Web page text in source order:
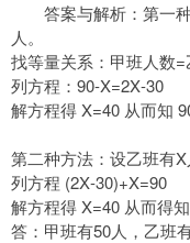
答案与解析：第一种
人。
找等量关系：甲班人数=
列方程：90-Χ=2Χ-30
解方程得 Χ=40 从而知
第二种方法：设乙班有Χ
列方程 (2Χ-30)+Χ=90
解方程得 Χ=40 从而得
答：甲班有50人，乙班有